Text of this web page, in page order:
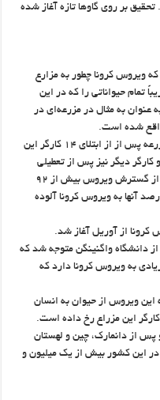
بر روی گاوها تازه آغاز شده
ویروس کرونا چطور به مزارع
تمام حیواناتی را که در این
عنوان به مثال در مزرعه‌ای در
گسترش ویروس کرونا میان سمورهای این مزرعه پس از از ابتلای ۱۴ کارگر این
دیگر نیز پس از تعطیلی
مزرعه به ویروس مبتلا شدند. برای جلوگیری از گسترش ویروس بیش از ۹۲
سمور در اسپانیا معدوم شدند که ۹۰ درصد آنها به ویروس کرونا آلوده
از آوریل آغاز شد.
دانشگاه واگنینگن متوجه شد که
به ویروس کرونا دارد که
ویروس از حیوان به انسان
این مزراع رخ داده است.
و پس از دانمارک‌، چین و لهستان
این کشور بیش از یک میلیون و